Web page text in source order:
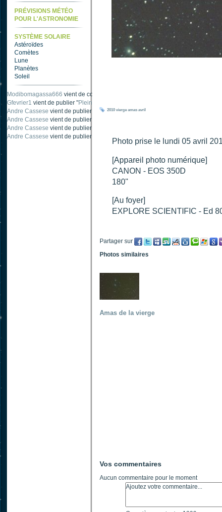
PRÉVISIONS MÉTÉO
POUR L'ASTRONOMIE
SYSTÈME SOLAIRE
Astéroïdes
Comètes
Lune
Planètes
Soleil
Modibomagassa666 vient de commenter "
Gfevrier1 vient de publier "Pleine Lune - 9 Aout 205
Andre Cassese vient de publier "
Tache solaire 18 juin 2021 lunette 120 mm
Andre Cassese vient de publier "
Andre Cassese vient de publier "
Andre Cassese vient de publier " Protuberance explosive 9 juin 2021 lunette
2010 vierge amas avril
Photo prise le lundi 05 avril
[Appareil photo numérique]
CANON - EOS 350D
180"
[Au foyer]
EXPLORE SCIENTIFIC - Ed
Partager sur
Photos similaires
Amas de la vierge
Vos commentaires
Aucun commentaire pour le moment